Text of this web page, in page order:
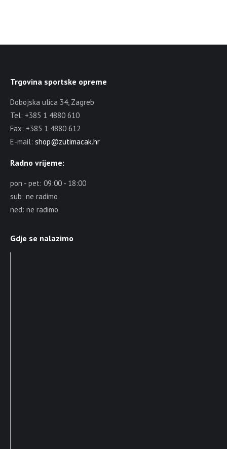
Trgovina sportske opreme
Dobojska ulica 34, Zagreb
Tel: +385 1 4880 610
Fax: +385 1 4880 612
E-mail: shop@zutimacak.hr
Radno vrijeme:
pon - pet: 09:00 - 18:00
sub: ne radimo
ned: ne radimo
Gdje se nalazimo